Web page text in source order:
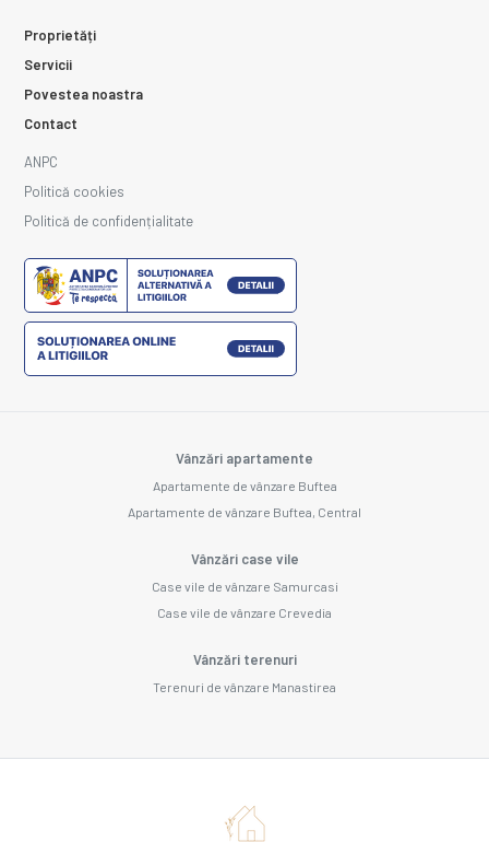
Proprietăți
Servicii
Povestea noastra
Contact
ANPC
Politică cookies
Politică de confidențialitate
Vânzări apartamente
Apartamente de vânzare Buftea
Apartamente de vânzare Buftea, Central
Vânzări case vile
Case vile de vânzare Samurcasi
Case vile de vânzare Crevedia
Vânzări terenuri
Terenuri de vânzare Manastirea